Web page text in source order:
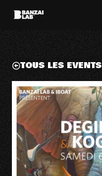
TOUS LES EVENTS